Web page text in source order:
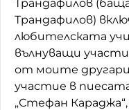
Трандафилов
Трандафилов)
любителската
вълнуващи
от моите
участие в
„Стефан